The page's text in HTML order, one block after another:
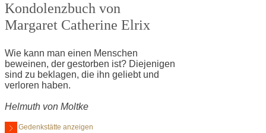
Kondolenzbuch von
Margaret Catherine Elrix
Wie kann man einen Menschen
beweinen, der gestorben ist? Diejenigen
sind zu beklagen, die ihn geliebt und
verloren haben.
Helmuth von Moltke
Gedenkstätte anzeigen